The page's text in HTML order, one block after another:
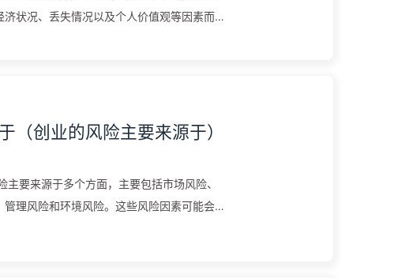
状况、丢失情况以及个人价值观等因素而有
（创业的风险主要来源于）
主要来源于多个方面，主要包括市场风险、
理风险和环境风险。这些风险因素可能会对